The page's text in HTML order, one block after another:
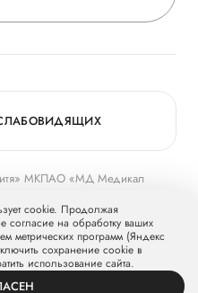
МКПАО «МД Медикал
cookie. Продолжая
согласие на обработку ваших
метрических программ (Яндекс
сохранение cookie в
использование сайта.